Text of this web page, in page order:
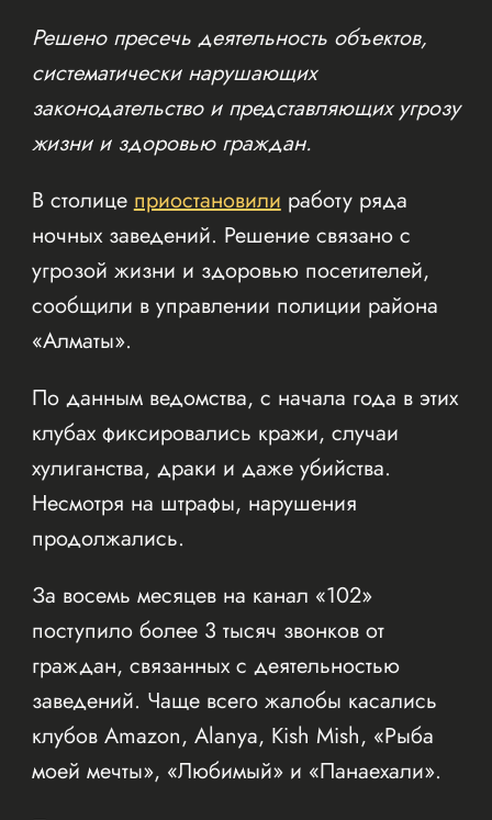
Решено пресечь деятельность объектов,
систематически нарушающих
законодательство и представляющих угрозу
жизни и здоровью граждан.
В столице приостановили работу ряда
ночных заведений. Решение связано с
угрозой жизни и здоровью посетителей,
сообщили в управлении полиции района
«Алматы».
По данным ведомства, с начала года в этих
клубах фиксировались кражи, случаи
хулиганства, драки и даже убийства.
Несмотря на штрафы, нарушения
продолжались.
За восемь месяцев на канал «102»
поступило более 3 тысяч звонков от
граждан, связанных с деятельностью
заведений. Чаще всего жалобы касались
клубов Amazon, Alanya, Kish Mish, «Рыба
моей мечты», «Любимый» и «Панаехали».